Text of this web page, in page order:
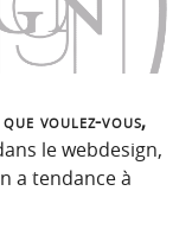
voulez-vous,
le webdesign,
a tendance à